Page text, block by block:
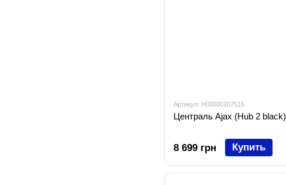
Артикул: H00000167515
Централь Ajax (Hub 2 black)
8 699 грн Купить